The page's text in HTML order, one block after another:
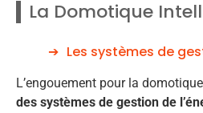
La Domotique
Les systèmes de
L’engouement pour la
des systèmes de gestion de